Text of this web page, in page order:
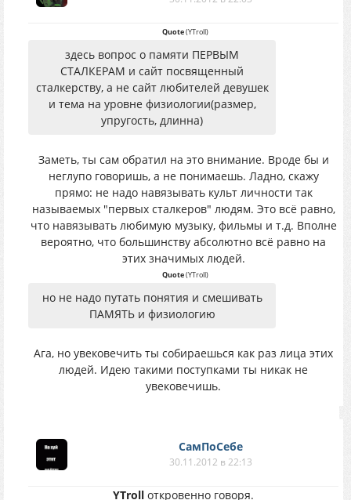
Quote(YTroll)
здесь вопрос о памяти ПЕРВЫМ
СТАЛКЕРАМ и сайт посвященный
сталкерству, а не сайт любителей девушек
и тема на уровне физиологии(размер,
упругость, длинна)
Заметь, ты сам обратил на это внимание. Вроде бы и
неглупо говоришь, а не понимаешь. Ладно, скажу
прямо: не надо навязывать культ личности так
называемых "первых сталкеров" людям. Это всё равно,
что навязывать любимую музыку, фильмы и т.д. Вполне
вероятно, что большинству абсолютно всё равно на
этих значимых людей.
Quote(YTroll)
но не надо путать понятия и смешивать
ПАМЯТЬ и физиологию
Ага, но увековечить ты собираешься как раз лица этих
людей. Идею такими поступками ты никак не
увековечишь.
СамПоСебе
30.11.2012 в 22:13
YTroll откровенно говоря.